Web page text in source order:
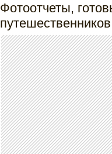
Фотоотчеты,
путешественников